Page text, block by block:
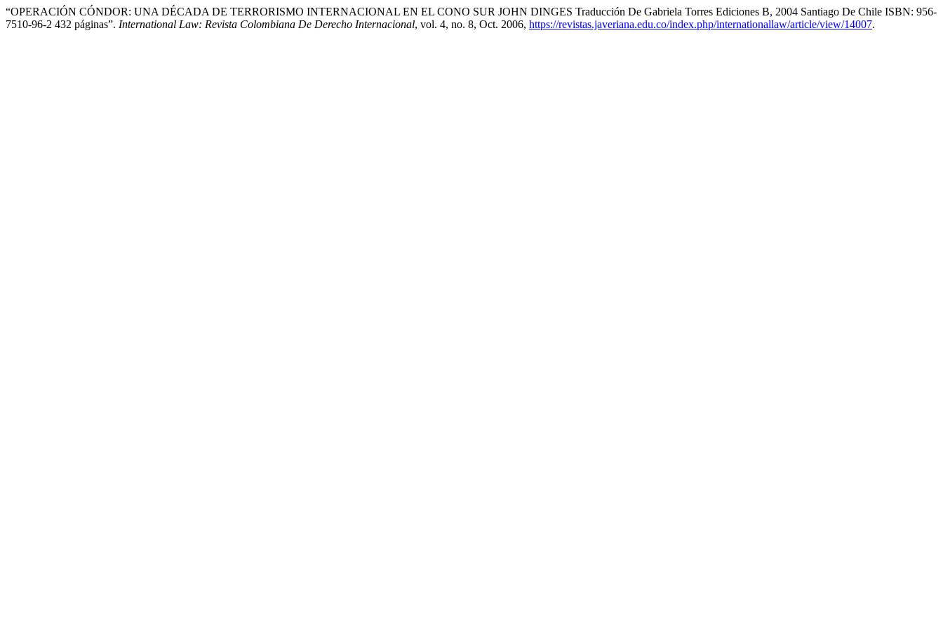
“OPERACIÓN CÓNDOR: UNA DÉCADA DE TERRORISMO INTERNACIONAL EN EL CONO SUR JOHN DINGES Traducción De Gabriela Torres Ediciones B, 2004 Santiago De Chile ISBN: 956-
7510-96-2 432 páginas”. International Law: Revista Colombiana De Derecho Internacional, vol. 4, no. 8, Oct. 2006, https://revistas.javeriana.edu.co/index.php/internationallaw/article/view/14007.